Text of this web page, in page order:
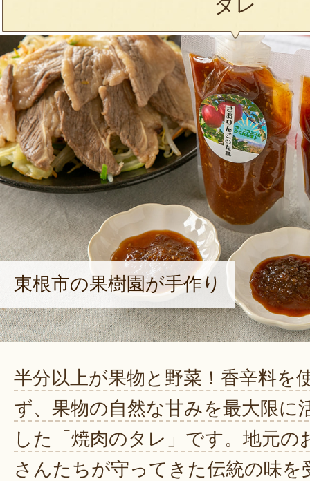
タレ
東根市の果樹園が手作り
半分以上が果物と野菜！香辛料を
ず、果物の自然な甘みを最大限に
した「焼肉のタレ」です。地元の
さんたちが守ってきた伝統の味を